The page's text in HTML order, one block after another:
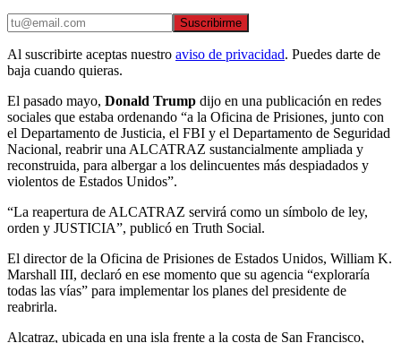
Suscribirme
Al suscribirte aceptas nuestro aviso de privacidad. Puedes darte de
baja cuando quieras.
El pasado mayo, Donald Trump dijo en una publicación en redes
sociales que estaba ordenando “a la Oficina de Prisiones, junto con
el Departamento de Justicia, el FBI y el Departamento de Seguridad
Nacional, reabrir una ALCATRAZ sustancialmente ampliada y
reconstruida, para albergar a los delincuentes más despiadados y
violentos de Estados Unidos”.
“La reapertura de ALCATRAZ servirá como un símbolo de ley,
orden y JUSTICIA”, publicó en Truth Social.
El director de la Oficina de Prisiones de Estados Unidos, William K.
Marshall III, declaró en ese momento que su agencia “exploraría
todas las vías” para implementar los planes del presidente de
reabrirla.
Alcatraz, ubicada en una isla frente a la costa de San Francisco,